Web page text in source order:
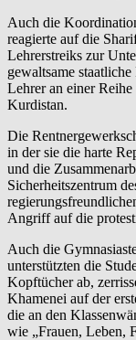
Auch die
reagierte auf die
Lehrerstreiks zur
gewaltsame
Lehrer an einer
Kurdistan.
Die
in der sie die harte
und die
Sicherheitszentrum
Angriff auf die
Auch die
unterstützten die
Kopftücher ab,
Khamenei auf der
die an den
wie „Frauen, Leben,